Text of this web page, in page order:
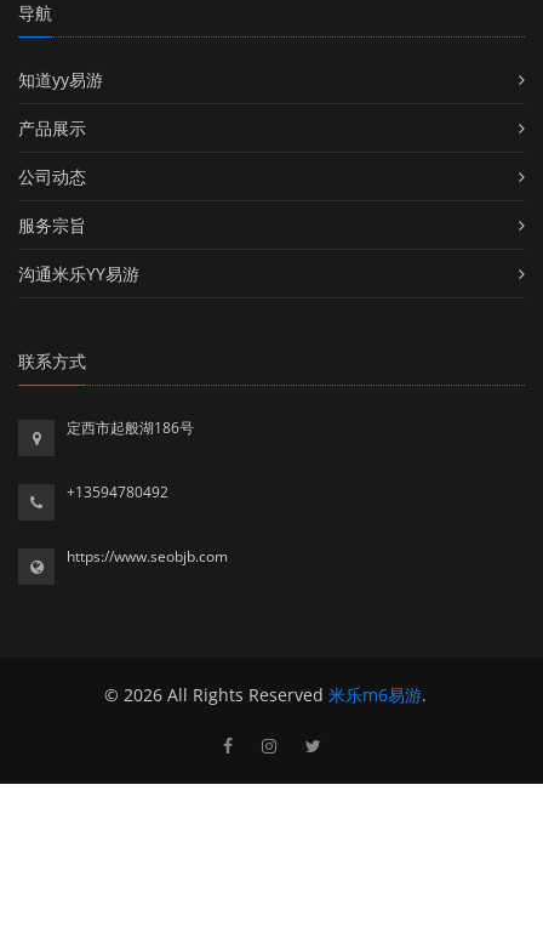
导航
知道yy易游
产品展示
公司动态
服务宗旨
沟通米乐YY易游
联系方式
定西市起般湖186号
+13594780492
https://www.seobjb.com
© 2026 All Rights Reserved 米乐m6易游.